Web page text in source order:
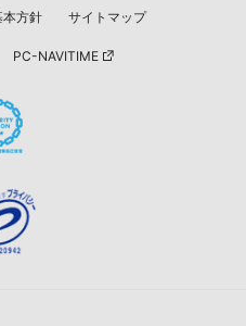
本方針 サイトマップ
PC-NAVITIME